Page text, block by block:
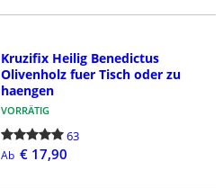
Kruzifix Heilig Benedictus
Olivenholz fuer Tisch oder zu
haengen
VORRÄTIG
63
Ab € 17,90